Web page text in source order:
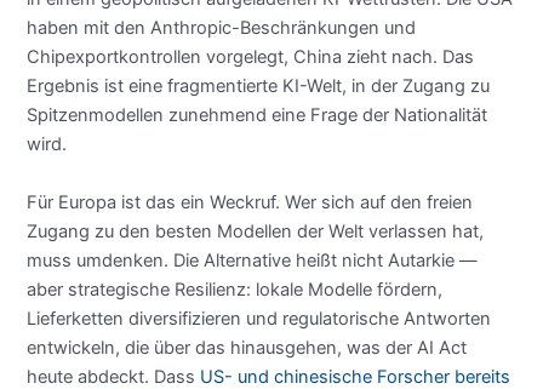
haben mit den Anthropic-Beschränkungen und
Chipexportkontrollen vorgelegt, China zieht nach. Das
Ergebnis ist eine fragmentierte KI-Welt, in der Zugang zu
Spitzenmodellen zunehmend eine Frage der Nationalität
wird.
Für Europa ist das ein Weckruf. Wer sich auf den freien
Zugang zu den besten Modellen der Welt verlassen hat,
muss umdenken. Die Alternative heißt nicht Autarkie —
aber strategische Resilienz: lokale Modelle fördern,
Lieferketten diversifizieren und regulatorische Antworten
entwickeln, die über das hinausgehen, was der AI Act
heute abdeckt. Dass US- und chinesische Forscher bereits